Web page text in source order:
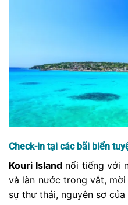
Check-in tại các bãi biển
Kouri Islandnổi tiếng với
và làn nước trong vắt,
sự thư thái, nguyên sơ của